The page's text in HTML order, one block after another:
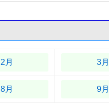
2月 3月
8月 9月